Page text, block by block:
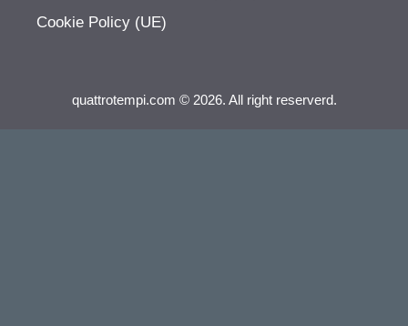
Cookie Policy (UE)
quattrotempi.com © 2026. All right reserverd.